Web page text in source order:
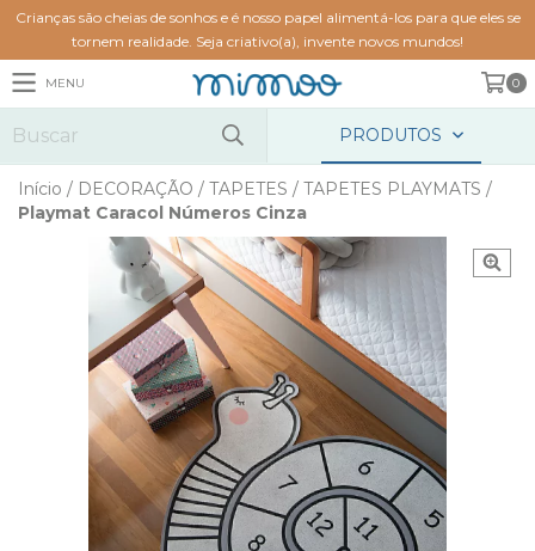
Crianças são cheias de sonhos e é nosso papel alimentá-los para que eles se
tornem realidade. Seja criativo(a), invente novos mundos!
MENU 0
PRODUTOS
Início / DECORAÇÃO / TAPETES / TAPETES PLAYMATS /
Playmat Caracol Números Cinza